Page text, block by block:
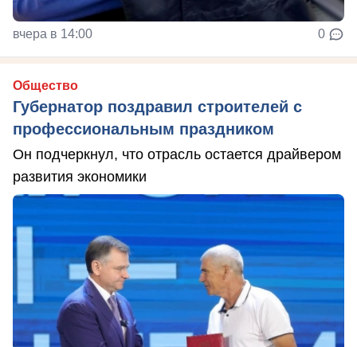
вчера в 14:00 0
Общество
Губернатор поздравил строителей с
профессиональным праздником
Он подчеркнул, что отрасль остается драйвером
развития экономики